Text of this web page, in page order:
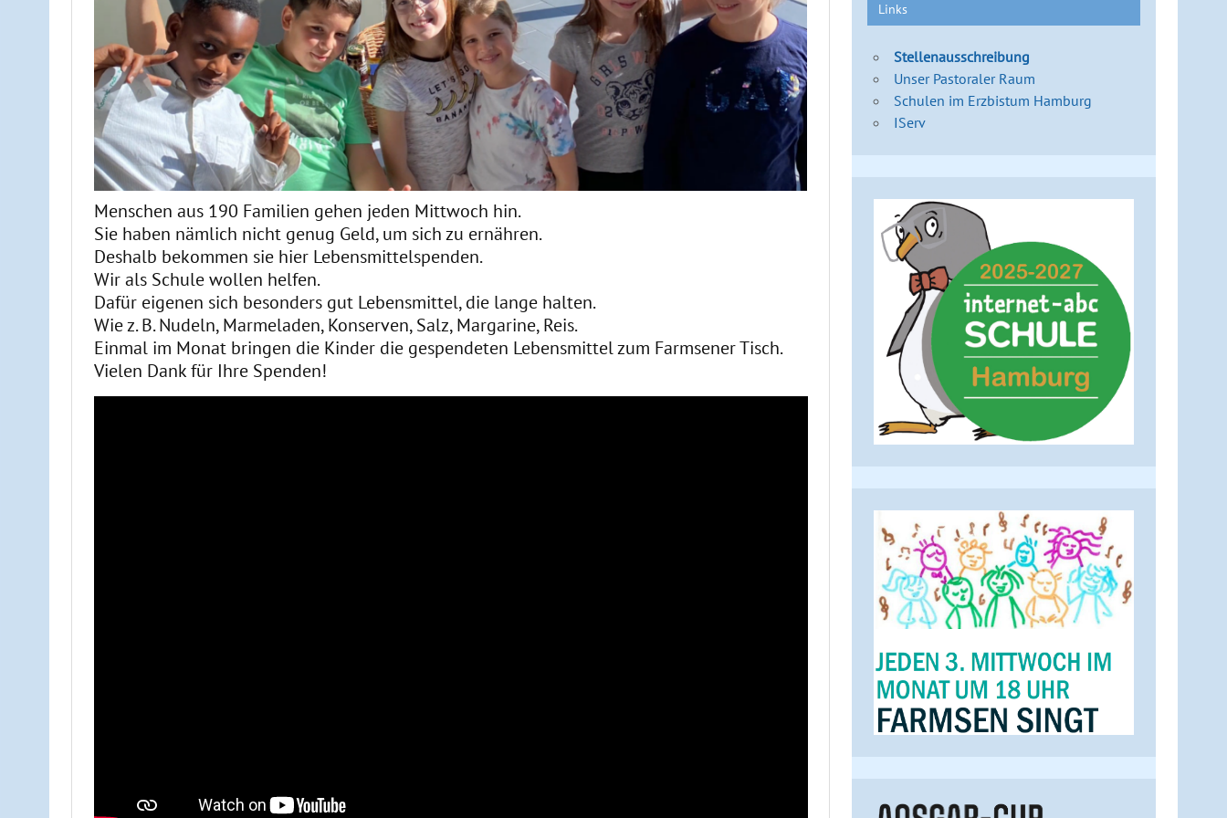
Menschen aus 190 Familien gehen jeden Mittwoch hin.
Sie haben nämlich nicht genug Geld, um sich zu ernähren.
Deshalb bekommen sie hier Lebensmittelspenden.
Wir als Schule wollen helfen.
Dafür eigenen sich besonders gut Lebensmittel, die lange halten.
Wie z. B. Nudeln, Marmeladen, Konserven, Salz, Margarine, Reis.
Einmal im Monat bringen die Kinder die gespendeten Lebensmittel zum Farmsener Tisch.
Vielen Dank für Ihre Spenden!
Links
Stellenausschreibung
Unser Pastoraler Raum
Schulen im Erzbistum Hamburg
IServ